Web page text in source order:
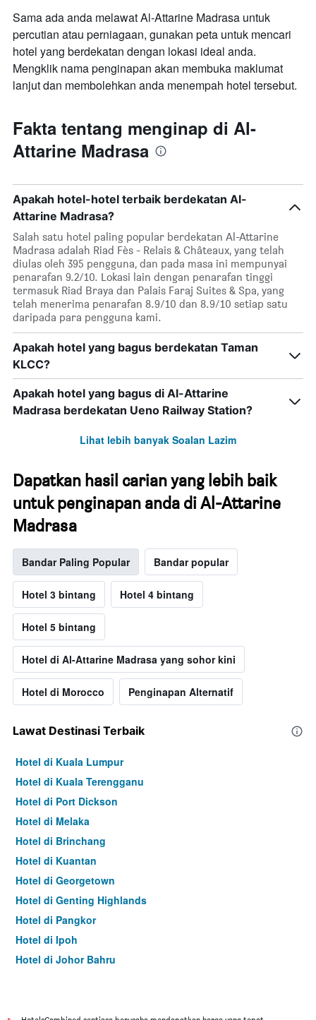
Sama ada anda melawat Al-Attarine Madrasa untuk
percutian atau perniagaan, gunakan peta untuk mencari
hotel yang berdekatan dengan lokasi ideal anda.
Mengklik nama penginapan akan membuka maklumat
lanjut dan membolehkan anda menempah hotel tersebut.
Fakta tentang menginap di Al-
Attarine Madrasa
Apakah hotel-hotel terbaik berdekatan Al-
Attarine Madrasa?
Salah satu hotel paling popular berdekatan Al-Attarine
Madrasa adalah Riad Fès - Relais & Châteaux, yang telah
diulas oleh 395 pengguna, dan pada masa ini mempunyai
penarafan 9.2/10. Lokasi lain dengan penarafan tinggi
termasuk Riad Braya dan Palais Faraj Suites & Spa, yang
telah menerima penarafan 8.9/10 dan 8.9/10 setiap satu
daripada para pengguna kami.
Apakah hotel yang bagus berdekatan Taman
KLCC?
Apakah hotel yang bagus di Al-Attarine
Madrasa berdekatan Ueno Railway Station?
Lihat lebih banyak Soalan Lazim
Dapatkan hasil carian yang lebih baik
untuk penginapan anda di Al-Attarine
Madrasa
Bandar Paling Popular Bandar popular
Hotel 3 bintang Hotel 4 bintang
Hotel 5 bintang
Hotel di Al-Attarine Madrasa yang sohor kini
Hotel di Morocco Penginapan Alternatif
Lawat Destinasi Terbaik
Hotel di Kuala Lumpur
Hotel di Kuala Terengganu
Hotel di Port Dickson
Hotel di Melaka
Hotel di Brinchang
Hotel di Kuantan
Hotel di Georgetown
Hotel di Genting Highlands
Hotel di Pangkor
Hotel di Ipoh
Hotel di Johor Bahru